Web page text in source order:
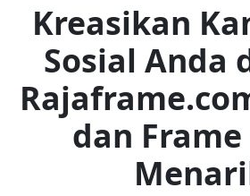
Kreasikan
Sosial Anda
dan